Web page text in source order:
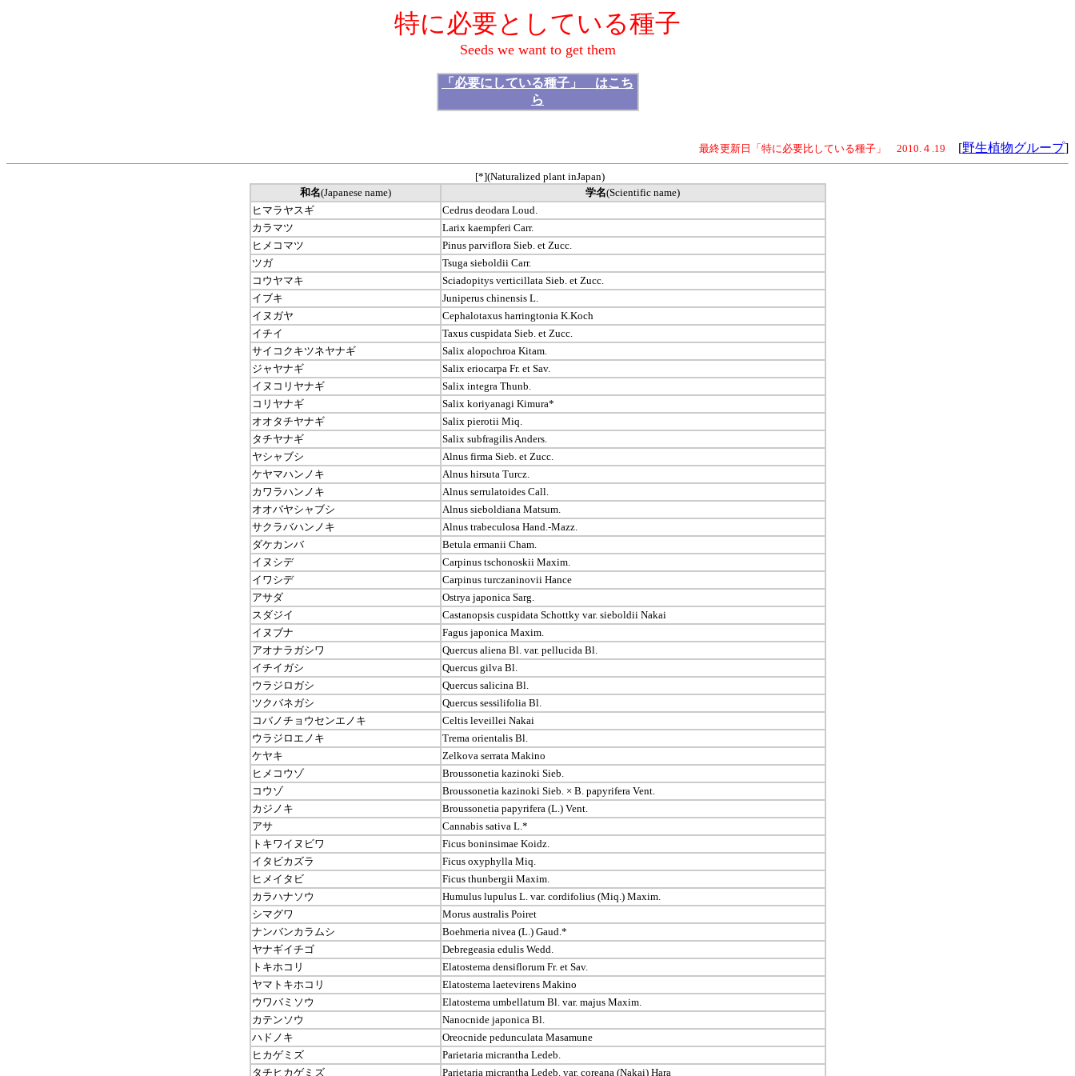
特に必要としている種子
Seeds we want to get them
「必要にしている種子」 はこち
ら
最終更新日「特に必要比している種子」 2010.４.19 [野生植物グループ]
[*](Naturalized plant inJapan)
和名(Japanese name) 学名(Scientific name)
ヒマラヤスギ
Cedrus deodara Loud.
カラマツ
Larix kaempferi Carr.
ヒメコマツ
Pinus parviflora Sieb. et Zucc.
ツガ
Tsuga sieboldii Carr.
コウヤマキ
Sciadopitys verticillata Sieb. et Zucc.
イブキ
Juniperus chinensis L.
イヌガヤ
Cephalotaxus harringtonia K.Koch
イチイ
Taxus cuspidata Sieb. et Zucc.
サイコクキツネヤナギ
Salix alopochroa Kitam.
ジャヤナギ
Salix eriocarpa Fr. et Sav.
イヌコリヤナギ
Salix integra Thunb.
コリヤナギ
Salix koriyanagi Kimura*
オオタチヤナギ
Salix pierotii Miq.
タチヤナギ
Salix subfragilis Anders.
ヤシャブシ
Alnus firma Sieb. et Zucc.
ケヤマハンノキ
Alnus hirsuta Turcz.
カワラハンノキ
Alnus serrulatoides Call.
オオバヤシャブシ
Alnus sieboldiana Matsum.
サクラバハンノキ
Alnus trabeculosa Hand.-Mazz.
ダケカンバ
Betula ermanii Cham.
イヌシデ
Carpinus tschonoskii Maxim.
イワシデ
Carpinus turczaninovii Hance
アサダ
Ostrya japonica Sarg.
スダジイ
Castanopsis cuspidata Schottky var. sieboldii Nakai
イヌブナ
Fagus japonica Maxim.
アオナラガシワ
Quercus aliena Bl. var. pellucida Bl.
イチイガシ
Quercus gilva Bl.
ウラジロガシ
Quercus salicina Bl.
ツクバネガシ
Quercus sessilifolia Bl.
コバノチョウセンエノキ
Celtis leveillei Nakai
ウラジロエノキ
Trema orientalis Bl.
ケヤキ
Zelkova serrata Makino
ヒメコウゾ
Broussonetia kazinoki Sieb.
コウゾ
Broussonetia kazinoki Sieb. × B. papyrifera Vent.
カジノキ
Broussonetia papyrifera (L.) Vent.
アサ
Cannabis sativa L.*
トキワイヌビワ
Ficus boninsimae Koidz.
イタビカズラ
Ficus oxyphylla Miq.
ヒメイタビ
Ficus thunbergii Maxim.
カラハナソウ
Humulus lupulus L. var. cordifolius (Miq.) Maxim.
シマグワ
Morus australis Poiret
ナンバンカラムシ
Boehmeria nivea (L.) Gaud.*
ヤナギイチゴ
Debregeasia edulis Wedd.
トキホコリ
Elatostema densiflorum Fr. et Sav.
ヤマトキホコリ
Elatostema laetevirens Makino
ウワバミソウ
Elatostema umbellatum Bl. var. majus Maxim.
カテンソウ
Nanocnide japonica Bl.
ハドノキ
Oreocnide pedunculata Masamune
ヒカゲミズ
Parietaria micrantha Ledeb.
タチヒカゲミズ
Parietaria micrantha Ledeb. var. coreana (Nakai) Hara